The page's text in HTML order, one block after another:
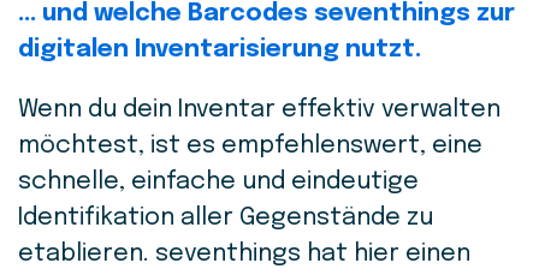
... und welche Barcodes seventhings zur
digitalen Inventarisierung nutzt.
Wenn du dein Inventar effektiv verwalten
möchtest, ist es empfehlenswert, eine
schnelle, einfache und eindeutige
Identifikation aller Gegenstände zu
etablieren. seventhings hat hier einen